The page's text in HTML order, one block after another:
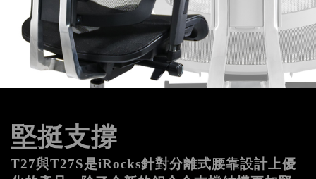
堅挺支撐
T27與T27S是iRocks針對分離式腰靠設計上優